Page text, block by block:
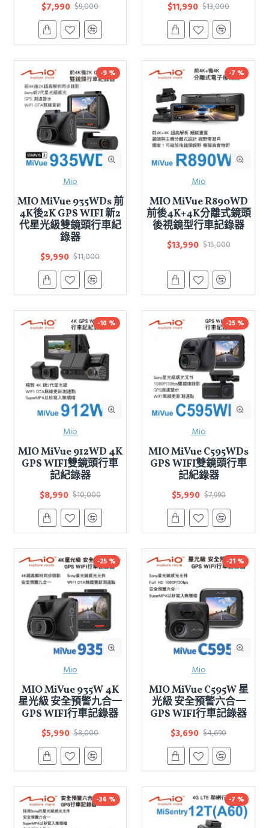
$7,990 $9,000 $11,990 $13,000
-9 %
Mio
MIO MiVue 935WDs 前
4K後2K GPS WIFI 新2
代星光級雙鏡頭行車紀
錄器
$9,990 $11,000
-7 %
Mio
MIO MiVue R890WD
前後4K+4K分離式鏡頭
後視鏡型行車記錄器
$13,990 $15,000
-10 %
Mio
MIO MiVue 912WD 4K
GPS WIFI雙鏡頭行車
記紀錄器
$8,990 $10,000
-25 %
Mio
MIO MiVue C595WDs
GPS WIFI雙鏡頭行車
記紀錄器
$5,990 $7,990
-25 %
Mio
MIO MiVue 935W 4K
星光級 安全預警九合一
GPS WIFI行車記錄器
$5,990 $8,000
-21 %
Mio
MIO MiVue C595W 星
光級 安全預警六合一
GPS WIFI行車記錄器
$3,690 $4,690
-34 % -7 %